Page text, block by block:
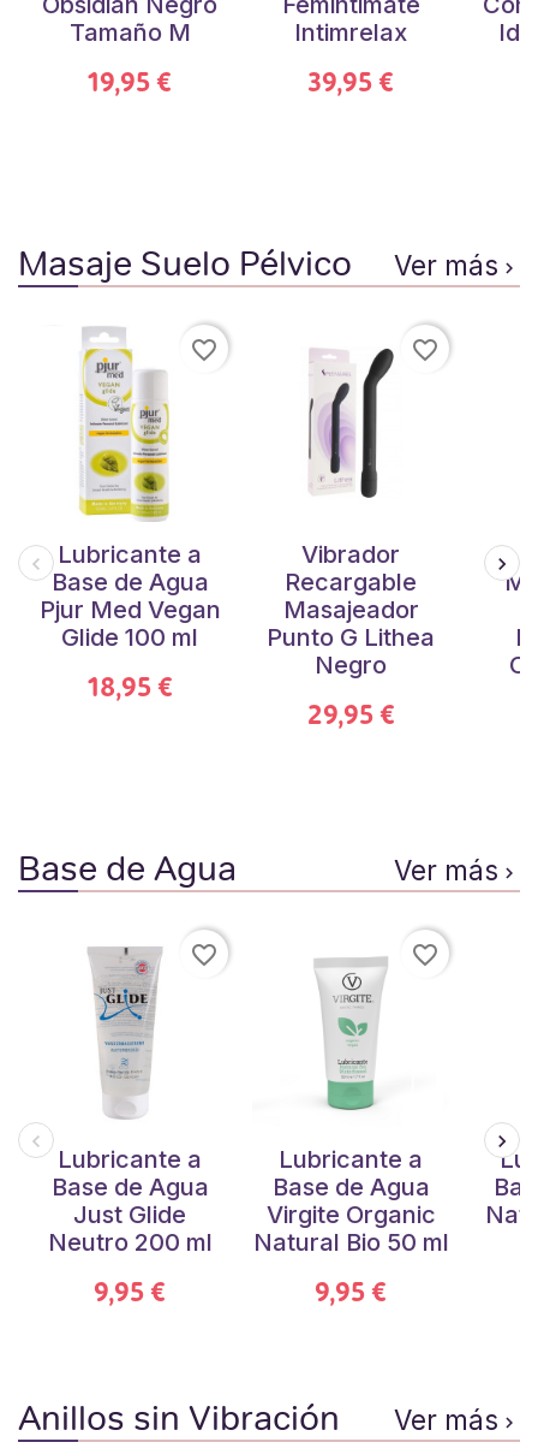
Tamaño M
19,95 €
Intimrelax
39,95 €
Masaje Suelo Pélvico Ver más 
Lubricante a
Base de Agua
Pjur Med Vegan
Glide 100 ml
18,95 €
favorite_border
Vibrador
Recargable
Masajeador
Punto G Lithea
Negro
29,95 €
favorite_border
Base de Agua Ver más 
Lubricante a
Base de Agua
Just Glide
Neutro 200 ml
9,95 €
favorite_border
Lubricante a
Base de Agua
Virgite Organic
Natural Bio 50 ml
9,95 €
favorite_border
Anillos sin Vibración Ver más 